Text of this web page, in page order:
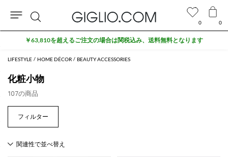
LIFESTYLE HOME DÉCOR BEAUTY ACCESSORIES
化粧小物
107の商品
0 0
検
索
セール商品がさらに10%オフ